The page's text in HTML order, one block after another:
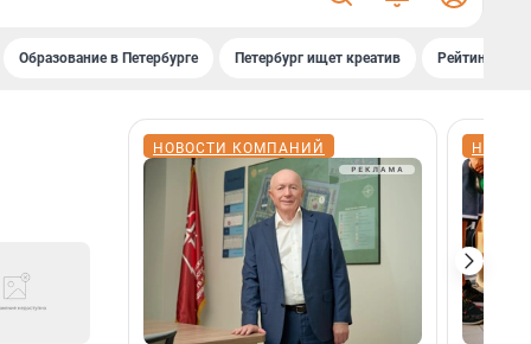
Образование в Петербурге Петербург ищет креатив Рейтинги
НОВОСТИ КОМПАНИЙ